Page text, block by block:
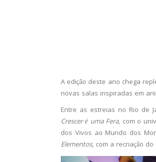
A edição deste ano chega
novas salas inspiradas em
Entre as estreias no Rio de
Crescer é uma Fera, com o
dos Vivos ao Mundo dos
Elementos, com a recriação do